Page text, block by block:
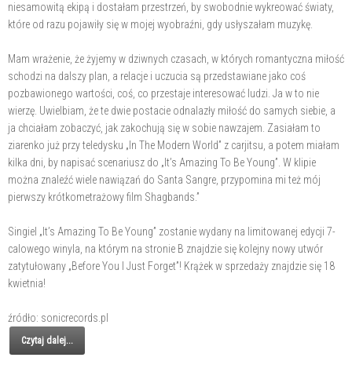
niesamowitą ekipą i dostałam przestrzeń, by swobodnie wykreować światy,
które od razu pojawiły się w mojej wyobraźni, gdy usłyszałam muzykę.
Mam wrażenie, że żyjemy w dziwnych czasach, w których romantyczna miłość
schodzi na dalszy plan, a relacje i uczucia są przedstawiane jako coś
pozbawionego wartości, coś, co przestaje interesować ludzi. Ja w to nie
wierzę. Uwielbiam, że te dwie postacie odnalazły miłość do samych siebie, a
ja chciałam zobaczyć, jak zakochują się w sobie nawzajem. Zasiałam to
ziarenko już przy teledysku „In The Modern World” z carjitsu, a potem miałam
kilka dni, by napisać scenariusz do „It’s Amazing To Be Young”. W klipie
można znaleźć wiele nawiązań do Santa Sangre, przypomina mi też mój
pierwszy krótkometrażowy film Shagbands.”
Singiel „It’s Amazing To Be Young” zostanie wydany na limitowanej edycji 7-
calowego winyla, na którym na stronie B znajdzie się kolejny nowy utwór
zatytułowany „Before You I Just Forget”! Krążek w sprzedaży znajdzie się 18
kwietnia!
źródło: sonicrecords.pl
Czytaj dalej...